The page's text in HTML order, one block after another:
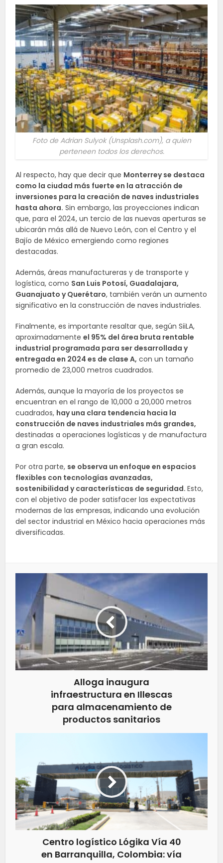
Foto de Adrian Sulyok (Unsplash.com), a quien
perteneen todos los derechos.
Al respecto, hay que decir que Monterrey se destaca
como la ciudad más fuerte en la atracción de
inversiones para la creación de naves industriales
hasta ahora. Sin embargo, las proyecciones indican
que, para el 2024, un tercio de las nuevas aperturas se
ubicarán más allá de Nuevo León, con el Centro y el
Bajío de México emergiendo como regiones
destacadas.
Además, áreas manufactureras y de transporte y
logística, como San Luis Potosí, Guadalajara,
Guanajuato y Querétaro, también verán un aumento
significativo en la construcción de naves industriales.
Finalmente, es importante resaltar que, según SiiLA,
aproximadamenteel 95% del área bruta rentable
industrial programada para ser desarrollada y
entregada en 2024 es de clase A, con un tamaño
promedio de 23,000 metros cuadrados.
Además, aunque la mayoría de los proyectos se
encuentran en el rango de 10,000 a 20,000 metros
cuadrados, hay una clara tendencia hacia la
construcción de naves industriales más grandes,
destinadas a operaciones logísticas y de manufactura
a gran escala.
Por otra parte, se observa un enfoque en espacios
flexibles con tecnologías avanzadas,
sostenibilidad y características de seguridad.Esto,
con el objetivo de poder satisfacer las expectativas
modernas de las empresas, indicando una evolución
del sector industrial en México hacia operaciones más
diversificadas.
Alloga inaugura
infraestructura en Illescas
para almacenamiento de
productos sanitarios
Centro logístico Lógika Vía 40
en Barranquilla, Colombia: vía